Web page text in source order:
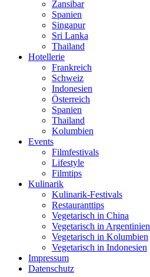
Zansibar
Spanien
Singapur
Sri Lanka
Thailand
Hotellerie
Frankreich
Schweiz
Indonesien
Österreich
Spanien
Thailand
Kolumbien
Events
Filmfestivals
Lifestyle
Filmtips
Kulinarik
Kulinarik-Festivals
Restauranttips
Vegetarisch in China
Vegetarisch in Argentinien
Vegetarisch in Kolumbien
Vegetarisch in Indonesien
Impressum
Datenschutz